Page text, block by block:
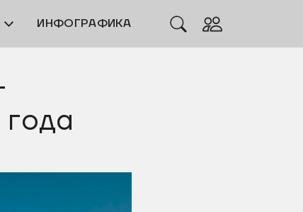
ИНФОГРАФИКА